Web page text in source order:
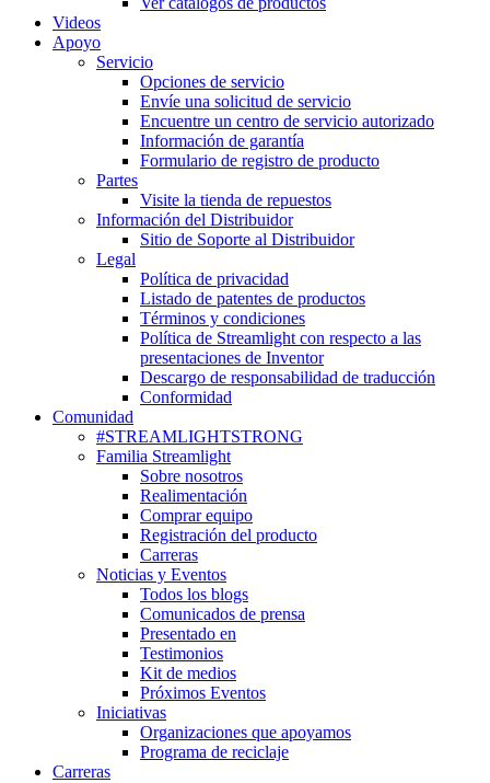
Videos
Apoyo
Servicio
Opciones de servicio
Envíe una solicitud de servicio
Encuentre un centro de servicio autorizado
Información de garantía
Formulario de registro de producto
Partes
Visite la tienda de repuestos
Información del Distribuidor
Sitio de Soporte al Distribuidor
Legal
Política de privacidad
Listado de patentes de productos
Términos y condiciones
Política de Streamlight con respecto a las
presentaciones de Inventor
Descargo de responsabilidad de traducción
Conformidad
Comunidad
#STREAMLIGHTSTRONG
Familia Streamlight
Sobre nosotros
Realimentación
Comprar equipo
Registración del producto
Carreras
Noticias y Eventos
Todos los blogs
Comunicados de prensa
Presentado en
Testimonios
Kit de medios
Próximos Eventos
Iniciativas
Organizaciones que apoyamos
Programa de reciclaje
Carreras